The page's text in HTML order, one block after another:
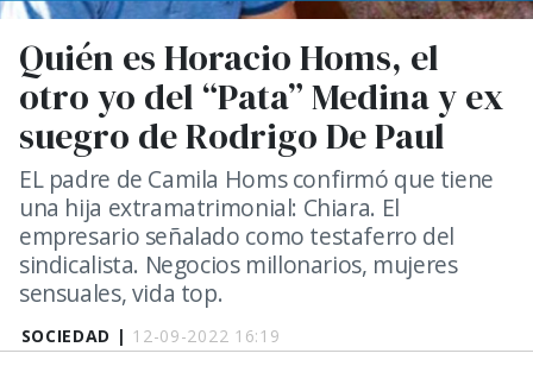
SOCIEDAD | 12-09-2022 16:19
Quién es Horacio Homs, el
otro yo del “Pata” Medina y ex
suegro de Rodrigo De Paul
EL padre de Camila Homs confirmó que tiene
una hija extramatrimonial: Chiara. El
empresario señalado como testaferro del
sindicalista. Negocios millonarios, mujeres
sensuales, vida top.